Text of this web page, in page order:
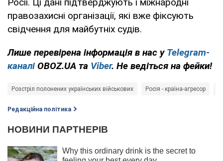
правозахисні організації, які вже фіксують
свідчення для майбутніх судів.
Лише перевірена інформація в нас у Telegram-
каналі OBOZ.UA та Viber. Не ведіться на фейки!
Розстріл полонених українських військових Росія - країна-агресор
Редакційна політика